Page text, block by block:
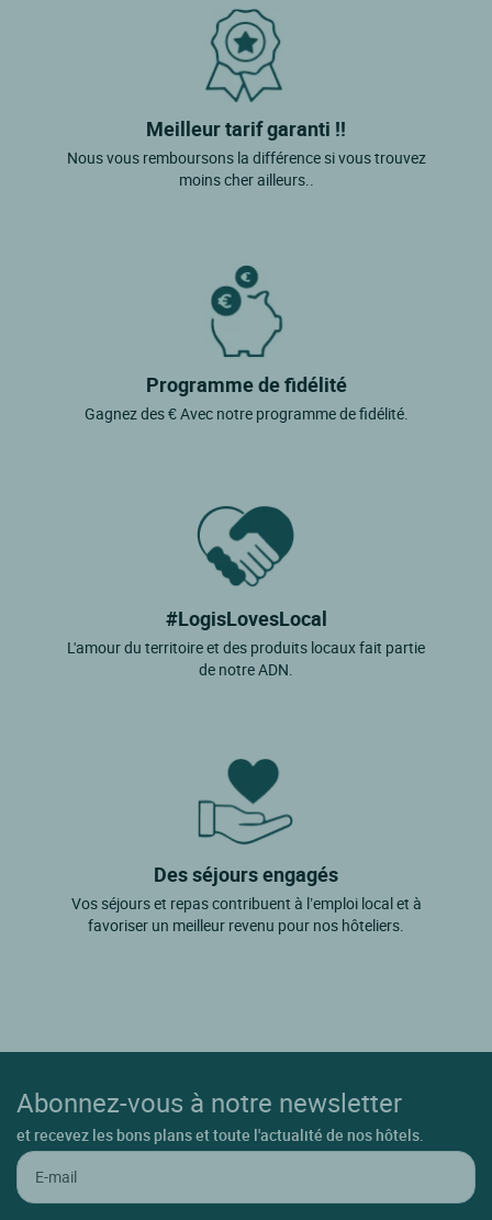
Meilleur tarif garanti !!
Nous vous remboursons la différence si vous trouvez
moins cher ailleurs..
Programme de fidélité
Gagnez des € Avec notre programme de fidélité.
#LogisLovesLocal
L'amour du territoire et des produits locaux fait partie
de notre ADN.
Des séjours engagés
Vos séjours et repas contribuent à l’emploi local et à
favoriser un meilleur revenu pour nos hôteliers.
Abonnez-vous à notre newsletter
et recevez les bons plans et toute l'actualité de nos hôtels.